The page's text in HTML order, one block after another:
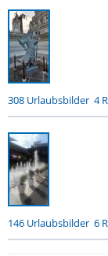
308 Urlaubsbilder 4
146 Urlaubsbilder 6